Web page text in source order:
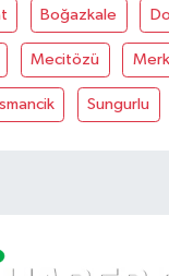
Boğazkale
Mecitözü
Sungurlu